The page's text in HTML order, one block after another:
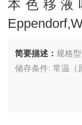
本色移液
简要描述：规格
储存条件: 常温（